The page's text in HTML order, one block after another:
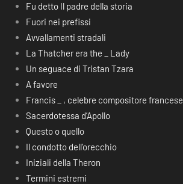
Fu detto Il padre della storia
Fuori nei prefissi
Avvallamenti stradali
La Thatcher era the _ Lady
Un seguace di Tristan Tzara
A favore
Francis _ , celebre compositore francese
Sacerdotessa d’Apollo
Questo o quello
Il condotto dell’orecchio
Iniziali della Theron
Termini estremi